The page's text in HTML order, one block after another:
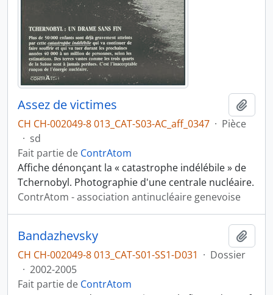
Assez de victimes
CH CH-002049-8 013_CAT-S03-AC_aff_0347 · Pièce
· sd
Fait partie de ContrAtom
Affiche dénonçant la « catastrophe indélébile » de
Tchernobyl. Photographie d'une centrale nucléaire.
ContrAtom - association antinucléaire genevoise
Bandazhevsky
CH CH-002049-8 013_CAT-S01-SS1-D031 · Dossier
· 2002-2005
Fait partie de ContrAtom